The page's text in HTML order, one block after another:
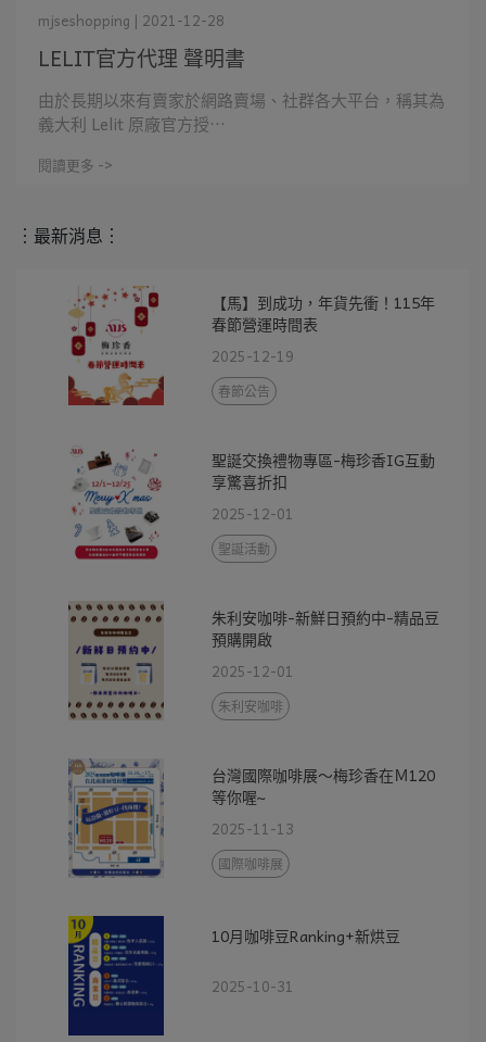
LELIT官方代理 聲明書
mjseshopping | 2021-12-28
由於長期以來有賣家於網路賣場、社群各大平台，稱其為
義大利 Lelit 原廠官方授⋯
閱讀更多 ->
︙最新消息︙
【馬】到成功，年貨先衝！115年
春節營運時間表
2025-12-19
春節公告
聖誕交換禮物專區-梅珍香IG互動
享驚喜折扣
2025-12-01
聖誕活動
朱利安咖啡-新鮮日預約中-精品豆
預購開啟
2025-12-01
朱利安咖啡
台灣國際咖啡展～梅珍香在Ｍ120
等你喔~
2025-11-13
國際咖啡展
10月咖啡豆Ranking+新烘豆
2025-10-31